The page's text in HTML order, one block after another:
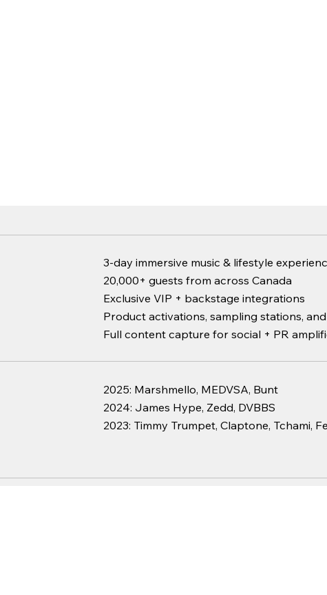
3-day immersive music & lifestyle
20,000+ guests from across Canada
Exclusive VIP + backstage integrations
Product activations, sampling stations,
Full content capture for social + PR
2025: Marshmello, MEDVSA, Bunt
2024: James Hype, Zedd, DVBBS
2023: Timmy Trumpet, Claptone, Tchami,